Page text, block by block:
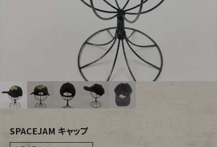
古着卸DOCK
メンズ商品カテゴリーから探す
Tops Outer
Bottoms Fafatt
レディース商品カテゴリーから探す
SPACEJAM キャップ